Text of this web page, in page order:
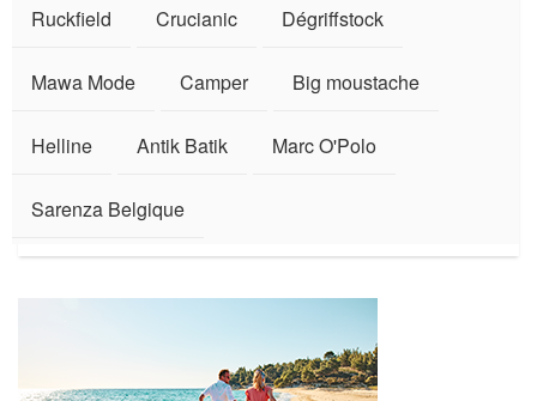
Ruckfield Crucianic Dégriffstock
Mawa Mode Camper Big moustache
Helline Antik Batik Marc O'Polo
Sarenza Belgique